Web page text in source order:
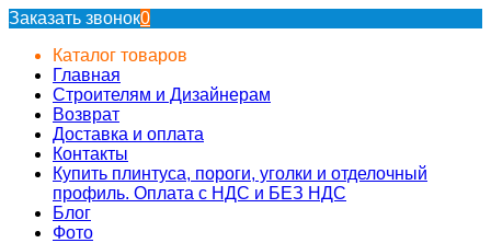
Заказать звонок0
Каталог товаров
Главная
Строителям и Дизайнерам
Возврат
Доставка и оплата
Контакты
Купить плинтуса, пороги, уголки и отделочный
профиль. Оплата с НДС и БЕЗ НДС
Блог
Фото